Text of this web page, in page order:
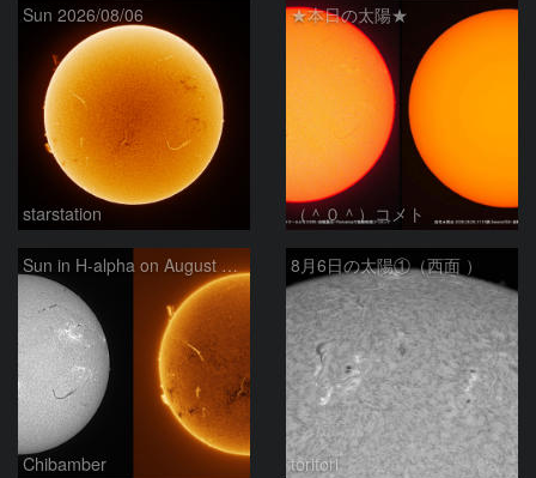
Sun 2026/08/06
starstation
★本日の太陽★
（＾０＾）コメト
Sun in H-alpha on August 6, 2026
Chibamber
8月6日の太陽①（西面 ）
toritori